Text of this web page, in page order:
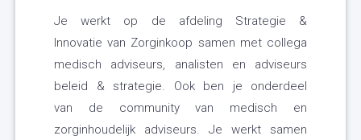
Je werkt op de afdeling Strategie &
Innovatie van Zorginkoop samen met collega
medisch adviseurs, analisten en adviseurs
beleid & strategie. Ook ben je onderdeel
van de community van medisch en
zorginhoudelijk adviseurs. Je werkt samen